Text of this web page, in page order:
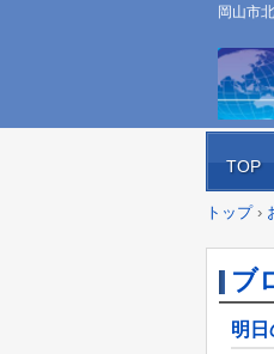
岡山市
TOP
トップ›
ブ
明